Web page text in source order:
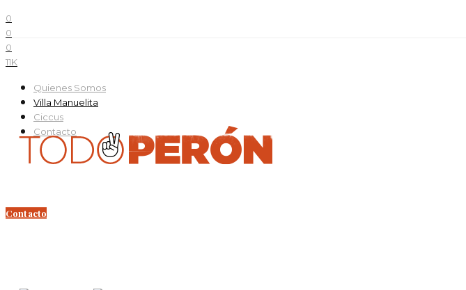
0
0
0
11K
Quienes Somos
Villa Manuelita
Ciccus
Contacto
Contacto